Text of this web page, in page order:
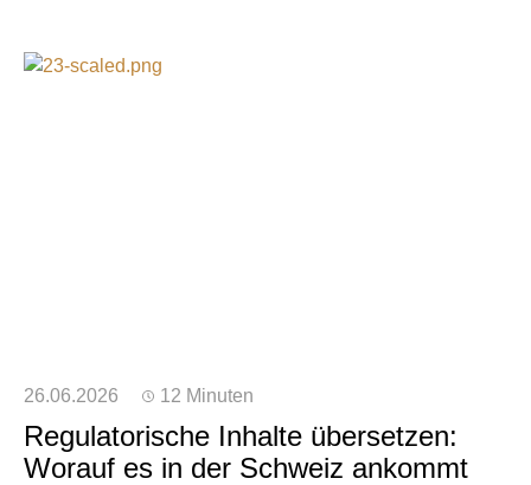
26.06.2026 12 Minuten
Regulatorische Inhalte übersetzen:
Worauf es in der Schweiz ankommt